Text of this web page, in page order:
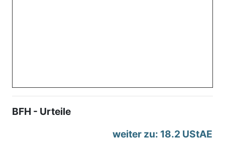
BFH - Urteile
weiter zu: 18.2 UStAE